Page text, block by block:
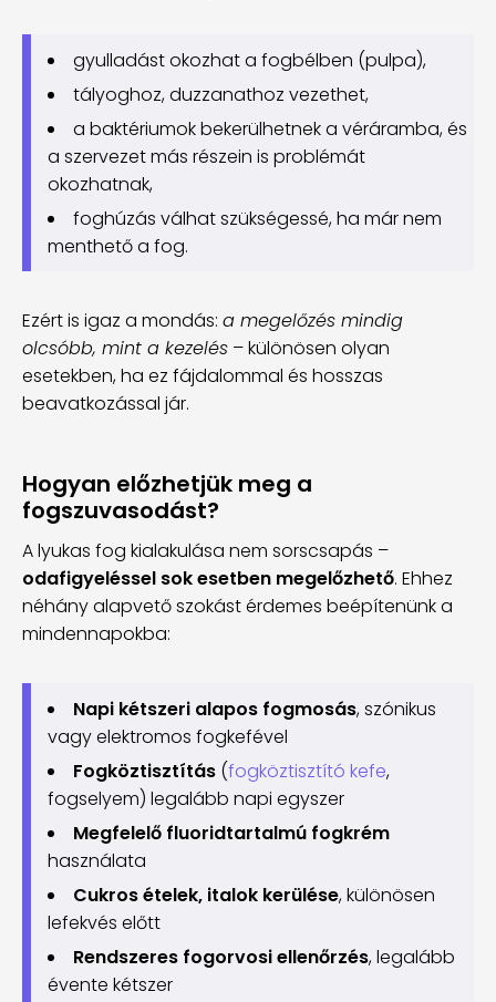
gyulladást okozhat a fogbélben (pulpa),
tályoghoz, duzzanathoz vezethet,
a baktériumok bekerülhetnek a véráramba, és
a szervezet más részein is problémát
okozhatnak,
foghúzás válhat szükségessé, ha már nem
menthető a fog.
Ezért is igaz a mondás: a megelőzés mindig
olcsóbb, mint a kezelés – különösen olyan
esetekben, ha ez fájdalommal és hosszas
beavatkozással jár.
Hogyan előzhetjük meg a
fogszuvasodást?
A lyukas fog kialakulása nem sorscsapás –
odafigyeléssel sok esetben megelőzhető. Ehhez
néhány alapvető szokást érdemes beépítenünk a
mindennapokba:
Napi kétszeri alapos fogmosás, szónikus
vagy elektromos fogkefével
Fogköztisztítás (fogköztisztító kefe,
fogselyem) legalább napi egyszer
Megfelelő fluoridtartalmú fogkrém
használata
Cukros ételek, italok kerülése, különösen
lefekvés előtt
Rendszeres fogorvosi ellenőrzés, legalább
évente kétszer